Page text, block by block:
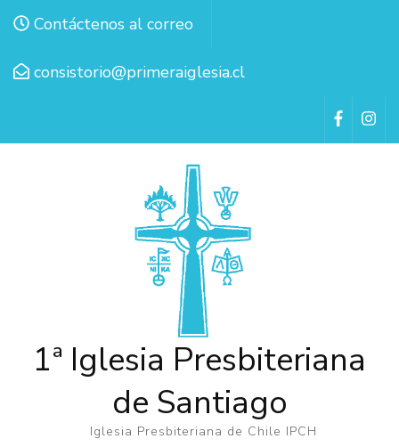
Contáctenos al correo
consistorio@primeraiglesia.cl
1ª Iglesia Presbiteriana
de Santiago
Iglesia Presbiteriana de Chile IPCH